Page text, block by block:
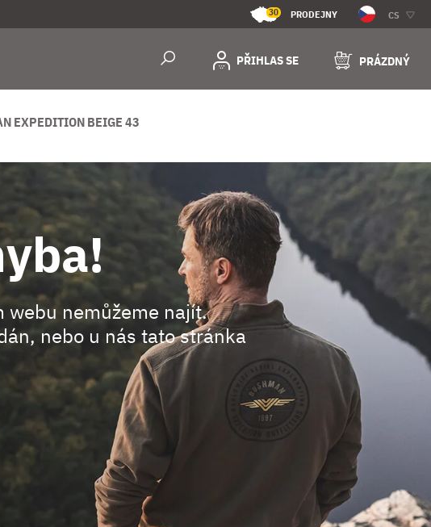
30 PRODEJNY CS
PŘIHLAS SE PRÁZDNÝ
EXPEDITION BEIGE 43
webu nemůžeme najít.
nebo u nás tato stránka